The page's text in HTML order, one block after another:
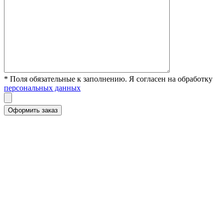
* Поля обязательные к заполнению. Я согласен на обработку
персональных данных